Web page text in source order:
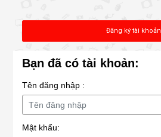
Đăng ký tài khoản
Bạn đã có tài khoản:
Tên đăng nhập :
Mật khẩu: